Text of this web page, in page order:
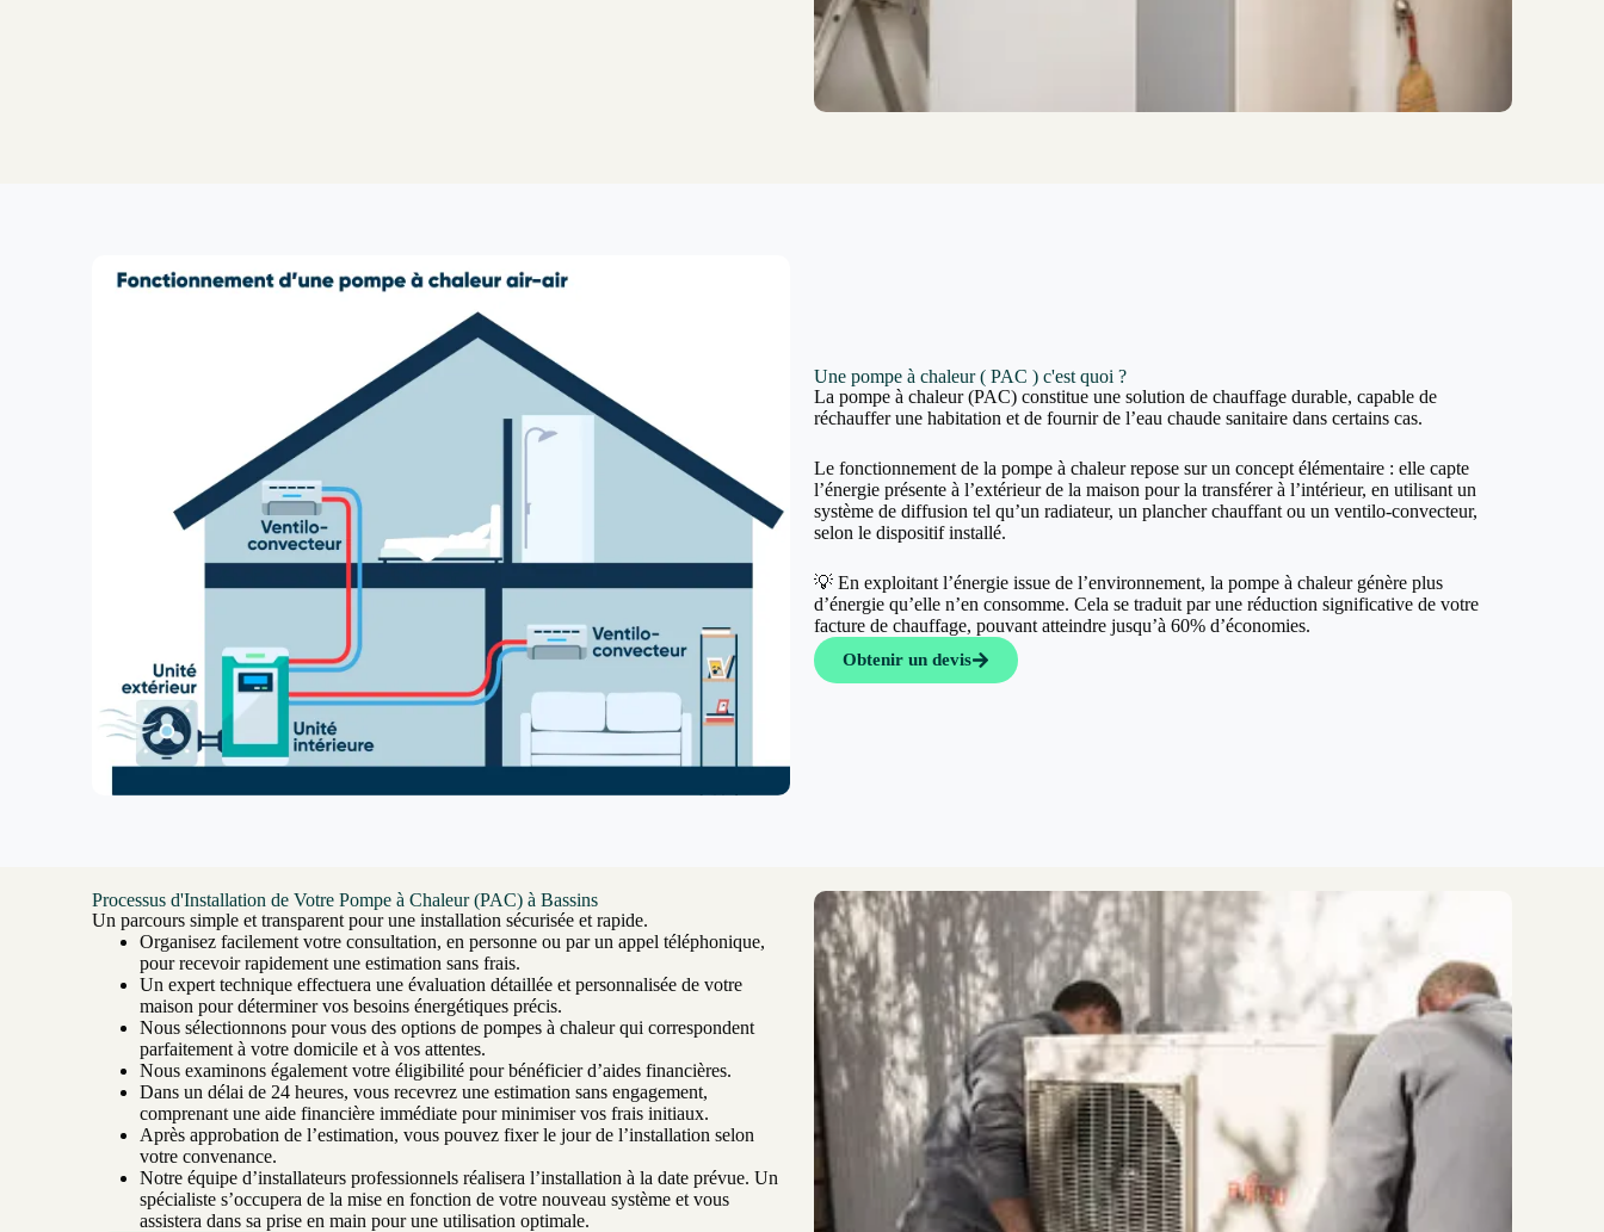
Une pompe à chaleur ( PAC ) c'est quoi ?
La pompe à chaleur (PAC) constitue une solution de chauffage durable, capable de
réchauffer une habitation et de fournir de l’eau chaude sanitaire dans certains cas.
Le fonctionnement de la pompe à chaleur repose sur un concept élémentaire : elle capte
l’énergie présente à l’extérieur de la maison pour la transférer à l’intérieur, en utilisant un
système de diffusion tel qu’un radiateur, un plancher chauffant ou un ventilo-convecteur,
selon le dispositif installé.
💡 En exploitant l’énergie issue de l’environnement, la pompe à chaleur génère plus
d’énergie qu’elle n’en consomme. Cela se traduit par une réduction significative de votre
facture de chauffage, pouvant atteindre jusqu’à 60% d’économies.
Obtenir un devis
Processus d'Installation de Votre Pompe à Chaleur (PAC) à Bassins
Un parcours simple et transparent pour une installation sécurisée et rapide.
Organisez facilement votre consultation, en personne ou par un appel téléphonique,
pour recevoir rapidement une estimation sans frais.
Un expert technique effectuera une évaluation détaillée et personnalisée de votre
maison pour déterminer vos besoins énergétiques précis.
Nous sélectionnons pour vous des options de pompes à chaleur qui correspondent
parfaitement à votre domicile et à vos attentes.
Nous examinons également votre éligibilité pour bénéficier d’aides financières.
Dans un délai de 24 heures, vous recevrez une estimation sans engagement,
comprenant une aide financière immédiate pour minimiser vos frais initiaux.
Après approbation de l’estimation, vous pouvez fixer le jour de l’installation selon
votre convenance.
Notre équipe d’installateurs professionnels réalisera l’installation à la date prévue. Un
spécialiste s’occupera de la mise en fonction de votre nouveau système et vous
assistera dans sa prise en main pour une utilisation optimale.